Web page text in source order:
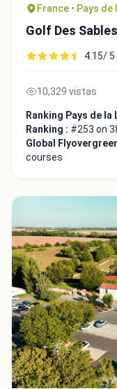
France • Pays de
Golf Des
4.15/ 5
10,329 vistas
Ranking Pays de la
Ranking : #253 on
Global
courses